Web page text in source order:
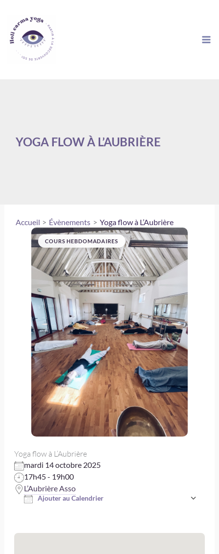
contenu
YOGA FLOW À L’AUBRIÈRE
Accueil Évènements Yoga flow à L’Aubrière
COURS HEBDOMADAIRES
Yoga flow à L’Aubrière
mardi 14 octobre 2025
17h45 - 19h00
L’Aubrière Asso
Ajouter au Calendrier